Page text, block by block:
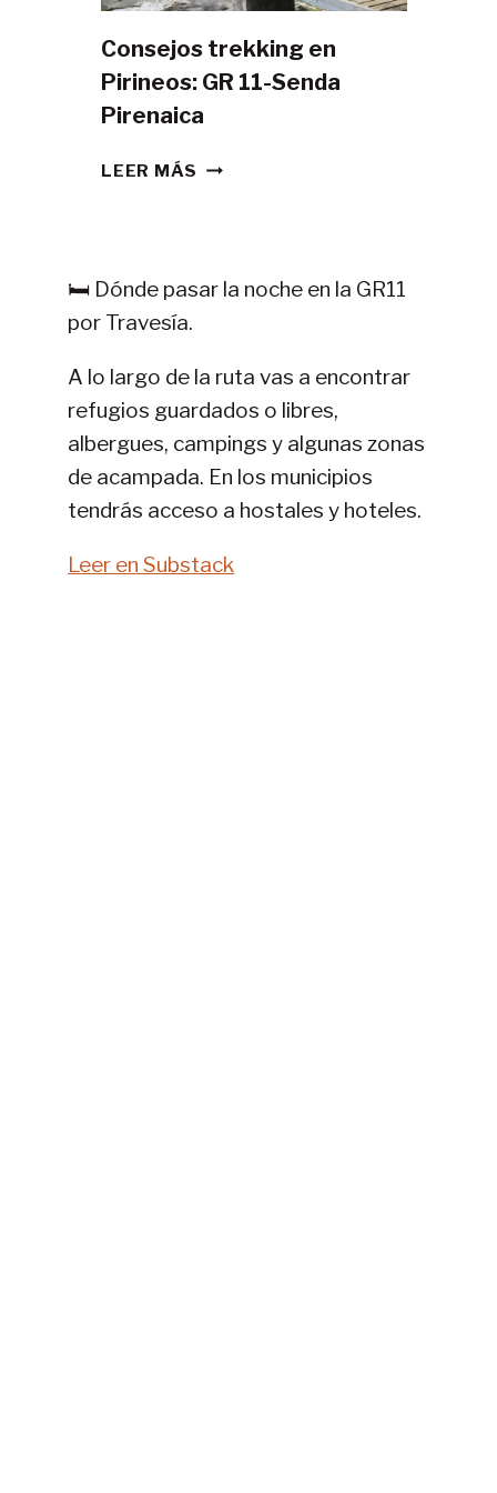
Consejos trekking en
Pirineos: GR 11-Senda
Pirenaica
LEER MÁS CONSEJOS
11-
🛏️ Dónde pasar la noche en la GR11
por Travesía.
A lo largo de la ruta vas a encontrar
refugios guardados o libres,
albergues, campings y algunas zonas
de acampada. En los municipios
tendrás acceso a hostales y hoteles.
Leer en Substack